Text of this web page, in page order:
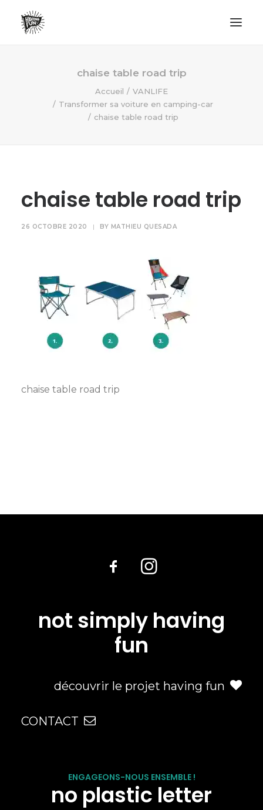
ECO FRIENDLY
RECHERCHE
chaise table road trip
Accueil
VANLIFE
Transformer sa voiture en camping-car
chaise table road trip
chaise table road trip
26 OCTOBRE 2020 | BY MATHIEU QUESADA
chaise table road trip
not simply having
fun
découvrir le projet having fun
CONTACT
ENGAGEONS-NOUS ENSEMBLE !
no plastic letter